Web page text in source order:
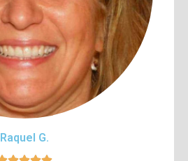
Raquel G.